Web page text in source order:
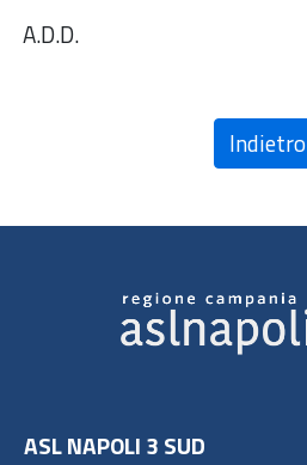
A.D.D.
Indietro
ASL NAPOLI 3 SUD